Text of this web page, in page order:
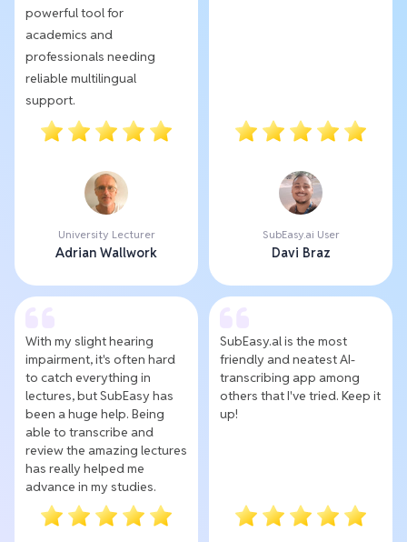
powerful tool for
academics and
professionals needing
reliable multilingual
support.
University Lecturer
Adrian Wallwork
SubEasy.ai User
Davi Braz
With my slight hearing
impairment, it's often hard
to catch everything in
lectures, but SubEasy has
been a huge help. Being
able to transcribe and
review the amazing lectures
has really helped me
advance in my studies.
SubEasy.al is the most
friendly and neatest AI-
transcribing app among
others that I've tried. Keep it
up!